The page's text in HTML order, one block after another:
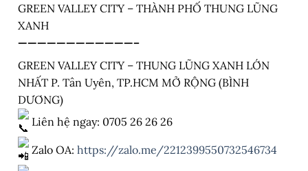
GREEN VALLEY CITY – THÀNH PHỐ THUNG LŨNG
XANH
————————————–
GREEN VALLEY CITY – THUNG LŨNG XANH LỚN
NHẤT P. Tân Uyên, TP.HCM MỞ RỘNG (BÌNH
DƯƠNG)
Liên hệ ngay: 0705 26 26 26
Zalo OA:https://zalo.me/2212399550732546734